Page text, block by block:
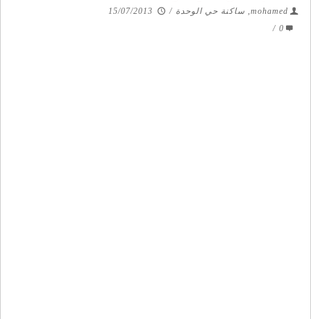
mohamed, ساكنة حي الوحدة /
15/07/2013
0
/